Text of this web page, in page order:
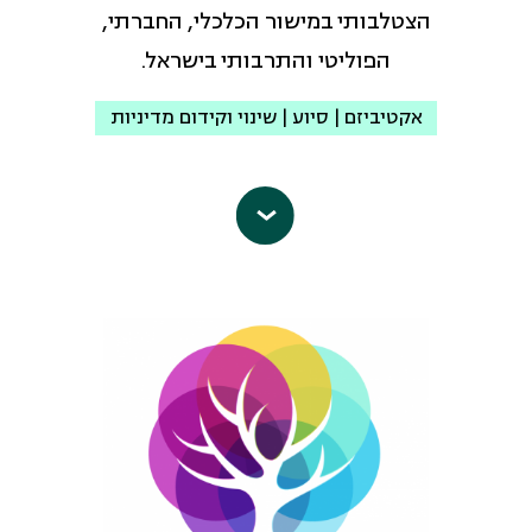
של נשים מכלל הקבוצות בחברה ולהבטיח
את נגישותן המלאה למימוש זכויותיהן.
בתוך כך העמותה מעניקה סיוע וייצוג
משפטי ללא עלות לנשים, בתחומים מגוונים
בכל אחד מסניפיה בתל-אביב, באר שבע
וחיפה.
קהילות בישראל מזהויות מגוונות של נשים
פלסטיניות, חרדיות, יוצאות אתיופיה,
דוברות רוסית ובתחומי העסקה רבים.
יחד עם הנשים מהקהילות השונות, פועלת
העמותה לפיתוח מנהיגות, תוך יצירת
הצטלבותי במישור הכלכלי, החברתי,
הפוליטי והתרבותי בישראל.
אקטיביזם | סיוע | שינוי וקידום מדיניות
תנועת "אחותי- למען נשים בישראל"
פועלת למען ועם נשים מאוכלוסיות
פמיניסטית-מזרחית יחידה מסוגה בישראל,
שמטרתה ליצור תנאים מתאימים בהם נשים
מאוכלוסיות מוחלשות, שנתפסות בחברה
הישראלית כשקופות, יהיו נראות
ומשפיעות. "אחותי" נוסדה על ידי פעילות
פמיניסטיות מזרחיות אשר הציבו להן